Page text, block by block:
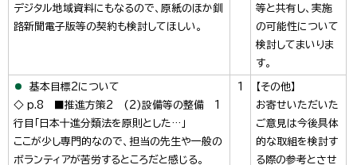
デジタル地域資料にもなるので、原紙のほか釧
路新聞電子版等の契約も検討してほしい。
等と共有し、実施
の可能性について
検討してまいりま
す。
基本目標2について
◇ p.8 ■推進方策2 (2)設備等の整備 1
行目「日本十進分類法を原則とした…」
ここが少し専門的なので、担当の先生や一般の
ボランティアが苦労するところだと感じる。
1
【その他】
お寄せいただいた
ご意見は今後具体
的な取組を検討す
る際の参考とさせ